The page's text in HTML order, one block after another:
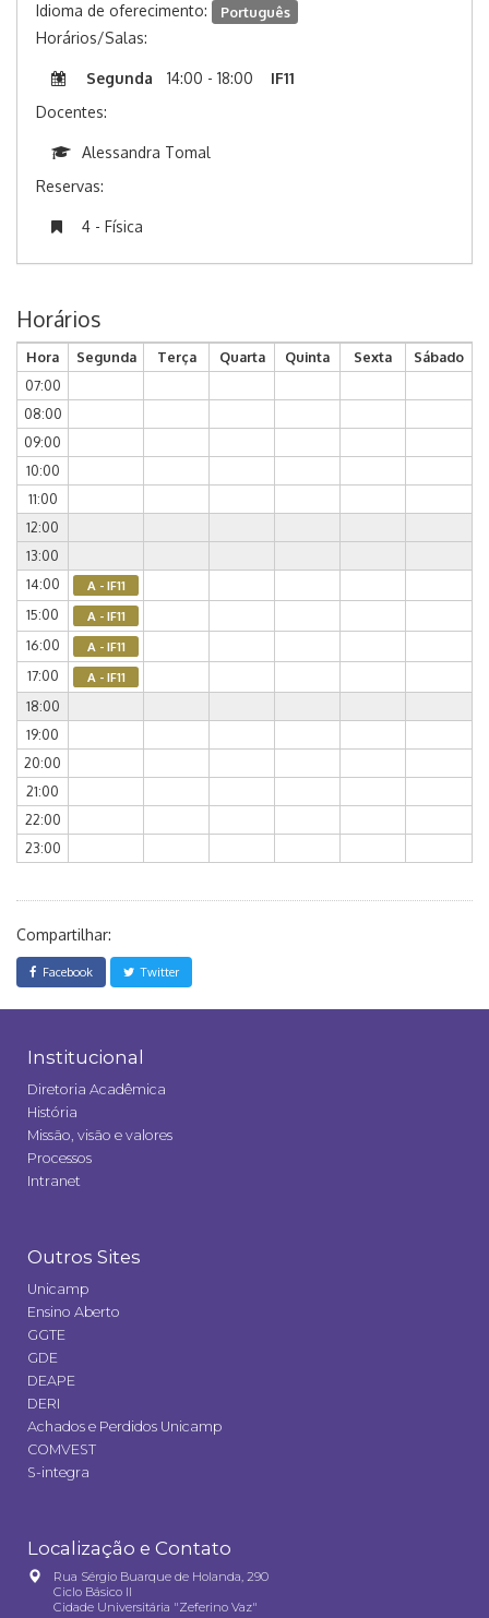
Idioma de oferecimento: Português
Horários/Salas:
Segunda 14:00 - 18:00
IF11
Docentes:
Alessandra Tomal
Reservas:
4 - Física
Horários
Hora Segunda Terça Quarta Quinta Sexta
Sábado
07:00
08:00
09:00
10:00
11:00
12:00
13:00
14:00
A - IF11
15:00 A - IF11
16:00 A - IF11
17:00 A - IF11
18:00
19:00
20:00
21:00
22:00
23:00
Compartilhar:
Facebook Twitter
Institucional
Diretoria Acadêmica
História
Missão, visão e valores
Processos
Intranet
Outros Sites
Unicamp
Ensino Aberto
GGTE
GDE
DEAPE
DERI
Achados e Perdidos Unicamp
COMVEST
S-integra
Localização e Contato
Rua Sérgio Buarque de Holanda, 290
Ciclo Básico II
Cidade Universitária "Zeferino Vaz"